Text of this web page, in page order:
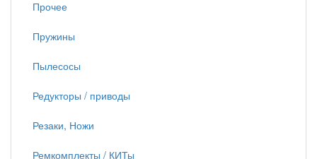
Прочее
Пружины
Пылесосы
Редукторы / приводы
Резаки, Ножи
Ремкомплекты / КИТы